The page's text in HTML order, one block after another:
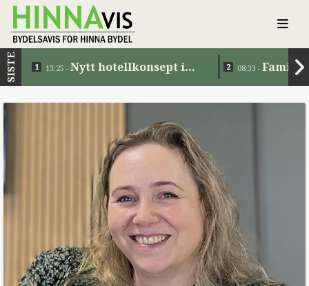
SISTE 13:25 - Nytt hotellkonsept i
08:33 -